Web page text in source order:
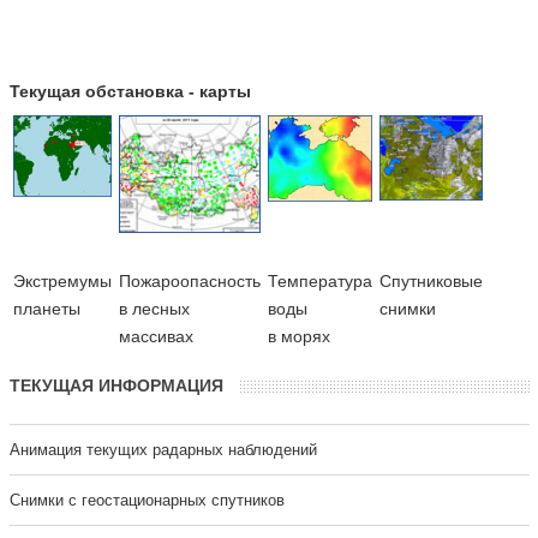
Текущая обстановка - карты
Экстремумы
планеты
Пожароопасность
в лесных
массивах
Температура
воды
в морях
Cпутниковые
снимки
ТЕКУЩАЯ ИНФОРМАЦИЯ
Анимация текущих радарных наблюдений
Cнимки с геостационарных спутников